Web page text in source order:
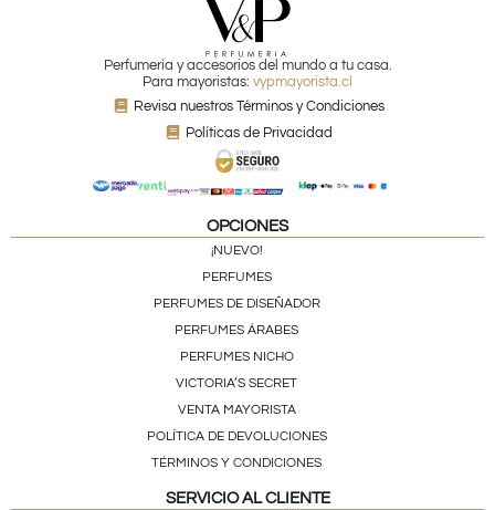
Perfumería y accesorios del mundo a tu casa.
Para mayoristas: vypmayorista.cl
Revisa nuestros Términos y Condiciones
Políticas de Privacidad
OPCIONES
¡NUEVO!
PERFUMES
PERFUMES DE DISEÑADOR
PERFUMES ÁRABES
PERFUMES NICHO
VICTORIA’S SECRET
VENTA MAYORISTA
POLÍTICA DE DEVOLUCIONES
TÉRMINOS Y CONDICIONES
SERVICIO AL CLIENTE